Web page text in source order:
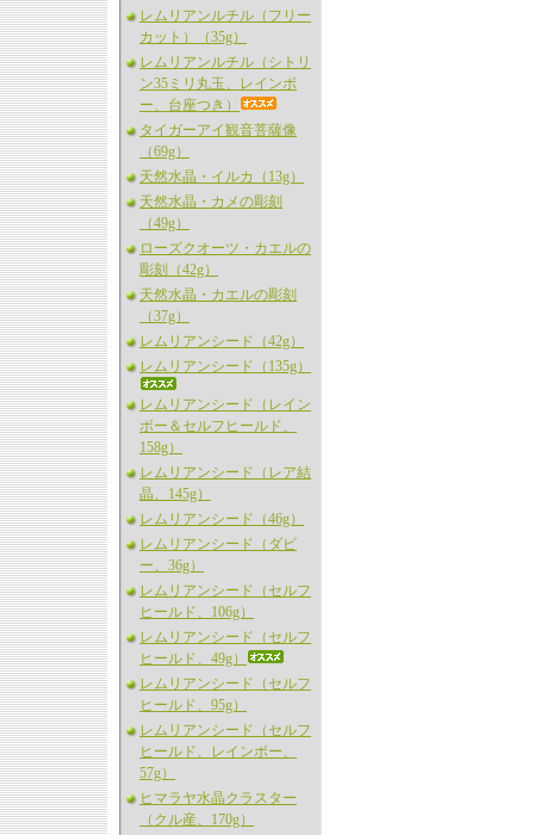
レムリアンルチル（フリー
カット）（35g）
レムリアンルチル（シトリ
ン35ミリ丸玉、レインボ
ー、台座つき）
タイガーアイ観音菩薩像
（69g）
天然水晶・イルカ（13g）
天然水晶・カメの彫刻
（49g）
ローズクオーツ・カエルの
彫刻（42g）
天然水晶・カエルの彫刻
（37g）
レムリアンシード（42g）
レムリアンシード（135g）
レムリアンシード（レイン
ボー＆セルフヒールド、
158g）
レムリアンシード（レア結
晶、145g）
レムリアンシード（46g）
レムリアンシード（ダビ
ー、36g）
レムリアンシード（セルフ
ヒールド、106g）
レムリアンシード（セルフ
ヒールド、49g）
レムリアンシード（セルフ
ヒールド、95g）
レムリアンシード（セルフ
ヒールド、レインボー、
57g）
ヒマラヤ水晶クラスター
（クル産、170g）